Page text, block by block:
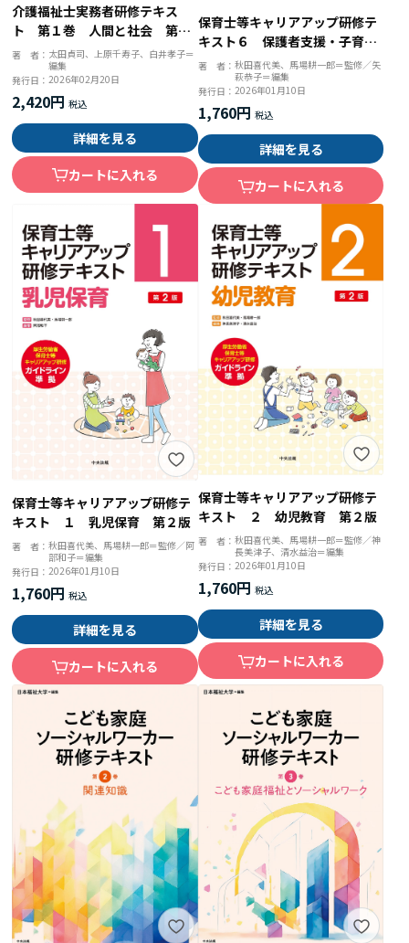
介護福祉士実務者研修テキス
ト 第１巻 人間と社会 第５
版
著 者： 太田貞司、上原千寿子、白井孝子＝
編集
発行日：2026年02月20日
2,420円
詳細を見る
カートに入れる
保育士等キャリアアップ研修テ
キスト６ 保護者支援・子育て
支援 第３版
著 者： 秋田喜代美、馬場耕一郎＝監修／矢
萩恭子＝編集
発行日： 2026年01月10日
1,760円
詳細を見る
カートに入れる
保育士等キャリアアップ研修テ
キスト １ 乳児保育 第２版
著 者：秋田喜代美、馬場耕一郎＝監修／阿
部和子＝編集
発行日：2026年01月10日
1,760円
詳細を見る
カートに入れる
保育士等キャリアアップ研修テ
キスト ２ 幼児教育 第２版
著 者： 秋田喜代美、馬場耕一郎＝監修／神
長美津子、清水益治＝編集
発行日： 2026年01月10日
1,760円
詳細を見る
カートに入れる